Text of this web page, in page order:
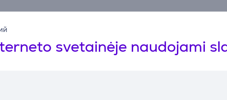
svetainėje naudojami
žemesnės raiškos turinio kokybę, priartindamas ją prie
liejimą – sporto transliacijos ir žaidimai atrodo itin